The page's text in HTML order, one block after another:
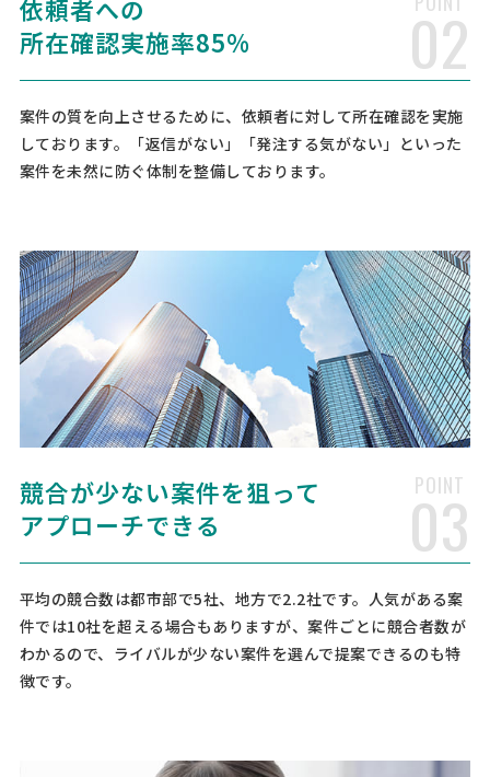
02
依頼者への
所在確認実施率85%
案件の質を向上させるために、依頼者に対して所在確認を実施
しております。「返信がない」「発注する気がない」といった
案件を未然に防ぐ体制を整備しております。
POINT
03
競合が少ない案件を狙って
アプローチできる
平均の競合数は都市部で5社、地方で2.2社です。人気がある案
件では10社を超える場合もありますが、案件ごとに競合者数が
わかるので、ライバルが少ない案件を選んで提案できるのも特
徴です。
経営コンサルタント > 補助金コンサルタント
福岡県
万以下 [事業計画書の有無] 有り [申請予定の金額] [相談内容] 新規で放
課後等デイサービス事業を立ち上げようと思っており、それに必要な
物件や改装費，備品，送迎車両の導入費 …
経営コンサルタント > 補助金コンサルタント
総額予算 相談して決めたい 依頼地域 福岡県
[御社の業種] その他 [会社規模] 11名〜30名 [年商] 1億以下 [事業計画
書の有無] 無し [申請予定の金額] 500万以下 [相談内容] 弊社の事業に
適応する助成金を提案頂きたい。
談・提案依頼
千葉県
[依頼・相談したい内容] アスクルの代理店を行っており、新規顧客の
開拓を模索している。 新規顧客の獲得について相談したい。 [御社の
業種] 小売業 [会社規模] 6名〜10名 [売上規模] 1億〜3億 [依頼・相談
したい分野] 戦略策定 コンサルティング [依 …